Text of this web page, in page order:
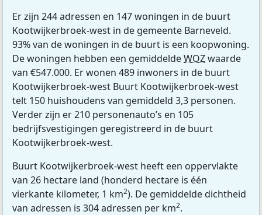
Er zijn 244 adressen en 147 woningen in de buurt
Kootwijkerbroek-west in de gemeente Barneveld.
93% van de woningen in de buurt is een koopwoning.
De woningen hebben een gemiddeldeWOZwaarde
van €547.000. Er wonen 489 inwoners in de buurt
Kootwijkerbroek-west Buurt Kootwijkerbroek-west
telt 150 huishoudens van gemiddeld 3,3 personen.
Verder zijn er 210 personenauto’s en 105
bedrijfsvestigingen geregistreerd in de buurt
Kootwijkerbroek-west.
Buurt Kootwijkerbroek-west heeft een oppervlakte
van 26 hectare land (honderd hectare is één
vierkante kilometer, 1 km2). De gemiddelde dichtheid
van adressen is 304 adressen per km2.